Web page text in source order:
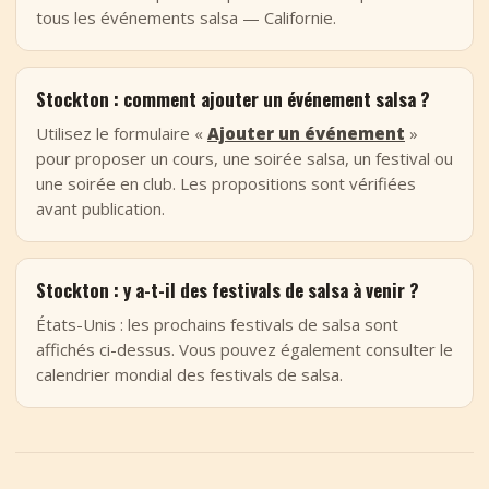
tous les événements salsa — Californie.
Stockton : comment ajouter un événement salsa ?
Utilisez le formulaire « Ajouter un événement »
pour proposer un cours, une soirée salsa, un festival ou
une soirée en club. Les propositions sont vérifiées
avant publication.
Stockton : y a-t-il des festivals de salsa à venir ?
États-Unis : les prochains festivals de salsa sont
affichés ci-dessus. Vous pouvez également consulter le
calendrier mondial des festivals de salsa.